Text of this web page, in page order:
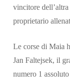
vincitore
proprietario
Le corse di Maia
Jan Faltejsek, il
numero 1